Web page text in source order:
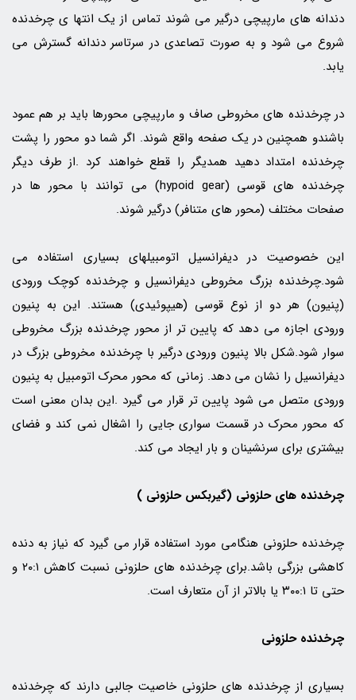
دندانه های مارپیچی درگیر می شوند تماس از یک انتها ی چرخدنده
شروع می شود و به صورت تصاعدی در سرتاسر دندانه گسترش می
یابد.
در چرخدنده های مخروطی صاف و مارپیچی محورها باید بر هم عمود
باشندو همچنین در یک صفحه واقع شوند. اگر شما دو محور را پشت
چرخدنده امتداد دهید همدیگر را قطع خواهند کرد .از طرف دیگر
چرخدنده های قوسی (hypoid gear) می توانند با محور ها در
صفحات مختلف (محور های متنافر) درگیر شوند.
این خصوصیت در دیفرانسیل اتومبیلهای بسیاری استفاده می
شود.چرخدنده بزرگ مخروطی دیفرانسیل و چرخدنده کوچک ورودی
(پنیون) هر دو از نوع قوسی (هیپوئیدی) هستند. این به پنیون
ورودی اجازه می دهد که پایین تر از محور چرخدنده بزرگ مخروطی
سوار شود.شکل بالا پنیون ورودی درگیر با چرخدنده مخروطی بزرگ در
دیفرانسیل را نشان می دهد. زمانی که محور محرک اتومبیل به پنیون
ورودی متصل می شود پایین تر قرار می گیرد .این بدان معنی است
که محور محرک در قسمت سواری جایی را اشغال نمی کند و فضای
بیشتری برای سرنشینان و بار ایجاد می کند.
چرخدنده های حلزونی (گیربکس حلزونی )
چرخدنده حلزونی هنگامی مورد استفاده قرار می گیرد که نیاز به دنده
کاهشی بزرگی باشد.برای چرخدنده های حلزونی نسبت کاهش ۲۰:۱ و
حتی تا ۳۰۰:۱ یا بالاتر از آن متعارف است.
چرخدنده حلزونی
بسیاری از چرخدنده های حلزونی خاصیت جالبی دارند که چرخدنده